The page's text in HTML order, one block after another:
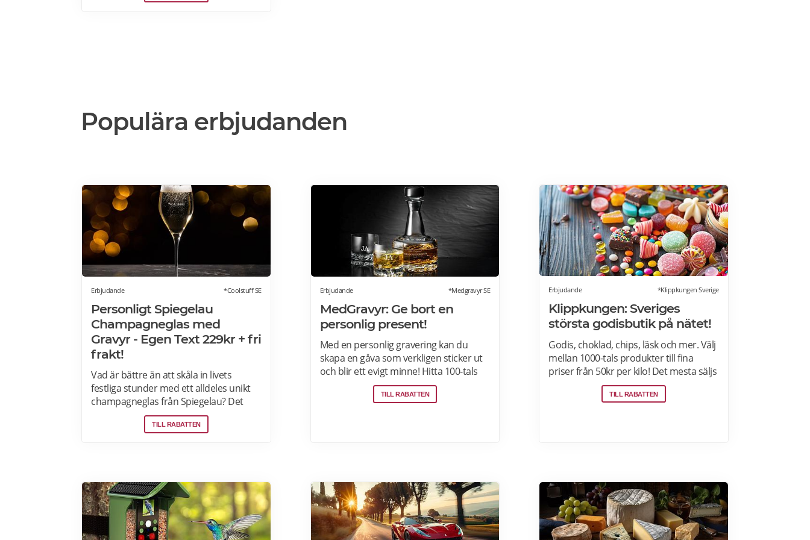
Populära erbjudanden
Erbjudande *Coolstuff SE
Personligt Spiegelau
Champagneglas med
Gravyr - Egen Text 229kr + fri
frakt!
Vad är bättre än att skåla in livets
festliga stunder med ett alldeles unikt
champagneglas från Spiegelau? Det
champagneglas gör firandet personligt
och minnesvärt med sin vackra gravyr.
har du gott om plats att leka med
orden. Varför inte gravera in ett
skämtsamt citat, datumet för den stora
dagen eller mottagarens namn i
elegant stil?
TILL RABATTEN
Erbjudande *Medgravyr SE
MedGravyr: Ge bort en
personlig present!
Med en personlig gravering kan du
skapa en gåva som verkligen sticker ut
och blir ett evigt minne! Hitta 100-tals
personliga presenter för alla tillfällen. Fri
frakt över 800 kr | Behöver du din
TILL RABATTEN
Erbjudande *Klippkungen Sverige
Klippkungen: Sveriges
största godisbutik på nätet!
Godis, choklad, chips, läsk och mer. Välj
mellan 1000-tals produkter till fina
priser från 50kr per kilo! Det mesta säljs
i flerkiloslådor men det finns även
förpackningar som lämpar sig bra som
TILL RABATTEN